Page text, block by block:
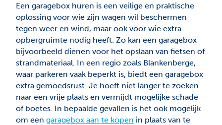
Een garagebox huren is een veilige en praktische
oplossing voor wie zijn wagen wil beschermen
tegen weer en wind, maar ook voor wie extra
opbergruimte nodig heeft. Zo kan een garagebox
bijvoorbeeld dienen voor het opslaan van fietsen of
strandmateriaal. In een regio zoals Blankenberge,
waar parkeren vaak beperkt is, biedt een garagebox
extra gemoedsrust. Je hoeft niet langer te zoeken
naar een vrije plaats en vermijdt mogelijke schade
of boetes. In bepaalde gevallen is het ook mogelijk
om een garagebox aan te kopen in plaats van te